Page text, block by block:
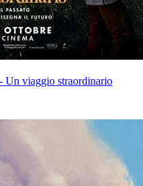
Un viaggio straordinario